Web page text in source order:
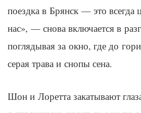
поездка в Брянск — это всегда
нас», — снова включается в
поглядывая за окно, где до
серая трава и снопы сена.
Шон и Лоретта закатывают